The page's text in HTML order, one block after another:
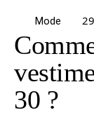
Mode
30 ?